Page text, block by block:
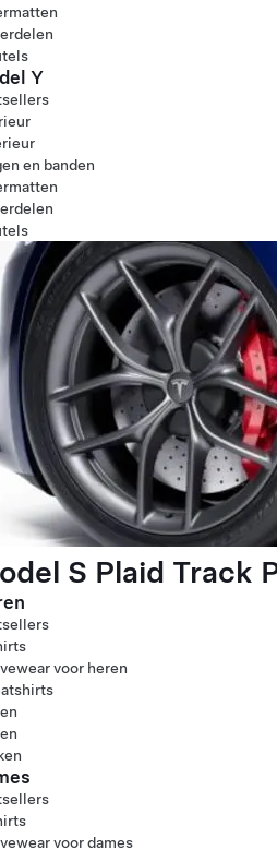
Y
en banden
S Plaid Track
voor heren
voor dames